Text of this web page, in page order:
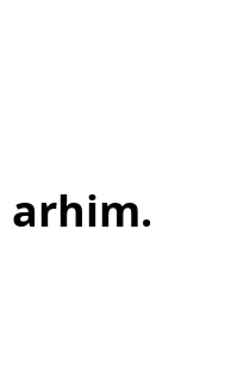
arhim.